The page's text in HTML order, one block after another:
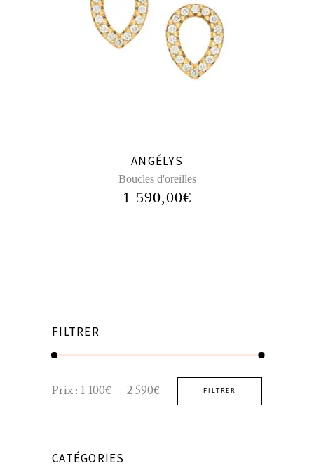
ANGÉLYS
Boucles d'oreilles
1 590,00€
FILTRER
Prix
Prix
FILTRER
Prix : 1 100€ — 2 590€
CATÉGORIES